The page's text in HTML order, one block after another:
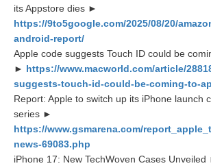
its Appstore dies ►
https://9to5google.com/2025/08/20/
android-report/
Apple code suggests Touch ID could be
► https://www.macworld.com/article/
suggests-touch-id-could-be-coming-to-
Report: Apple to switch up its iPhone launch
series ►
https://www.gsmarena.com/
news-69083.php
iPhone 17: New TechWoven Cases Unveiled